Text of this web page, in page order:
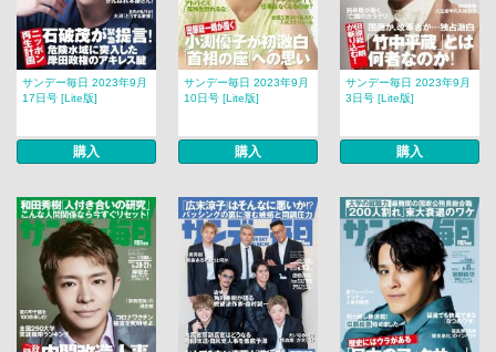
サンデー毎日 2023年9月
17日号 [Lite版]
購入
サンデー毎日 2023年9月
10日号 [Lite版]
購入
サンデー毎日 2023年9月
3日号 [Lite版]
購入